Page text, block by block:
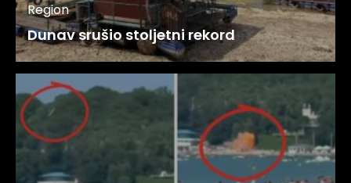
Region
Dunav srušio stoljetni rekord